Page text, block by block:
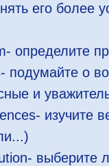
его более
определите
подумайте о
и
изучите
выберите